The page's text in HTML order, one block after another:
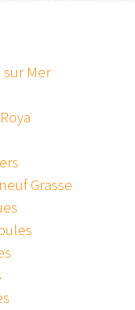
sur Mer
Grasse